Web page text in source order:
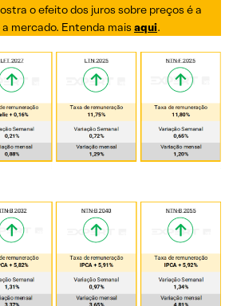
o efeito dos juros sobre preços é a
mercado. Entenda mais aqui.